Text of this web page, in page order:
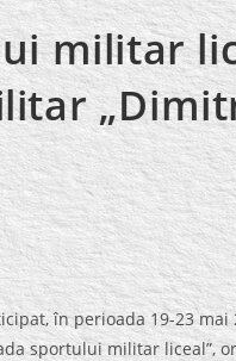
militar
în perioada 19-23 mai
sportului militar liceal”,